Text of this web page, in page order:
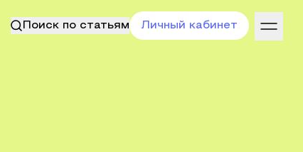
Поиск по статьям Личный кабинет